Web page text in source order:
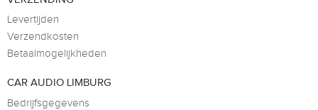
Levertijden
Verzendkosten
Betaalmogelijkheden
CAR AUDIO LIMBURG
Bedrijfsgegevens